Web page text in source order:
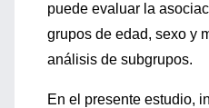
puede evaluar la
grupos de edad, sexo y
análisis de subgrupos.
En el presente estudio,